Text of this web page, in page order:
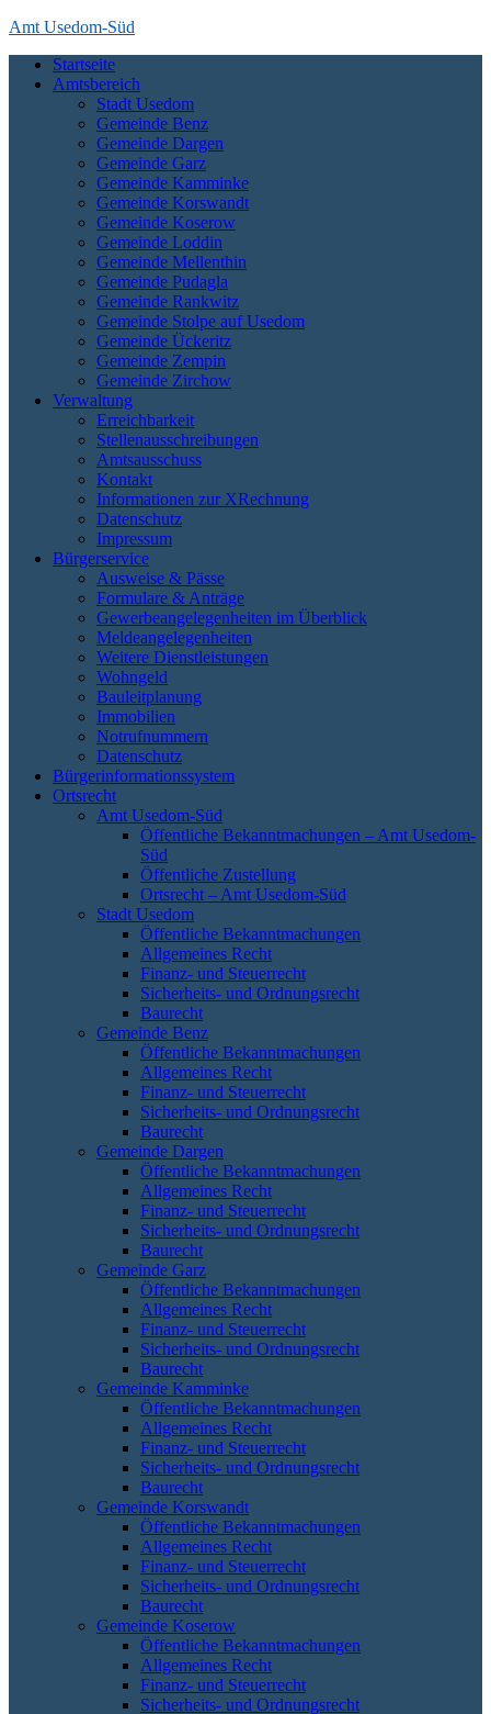
Skip
content
Amt Usedom-Süd
Das Amt Usedom-Süd ist die Verwaltung für einen großen Bereich
auf der Insel Usedom. Es erstreckt sich vom Seebad Zempin im
Nordwesten bis an die polnische Grenze bei Garz und Kamminke im
Osten und die Zecheriner Brücke im Süden der Insel.
Startseite
Amtsbereich
Stadt Usedom
Gemeinde Benz
Gemeinde Dargen
Gemeinde Garz
Gemeinde Kamminke
Gemeinde Korswandt
Gemeinde Koserow
Gemeinde Loddin
Gemeinde Mellenthin
Gemeinde Pudagla
Gemeinde Rankwitz
Gemeinde Stolpe auf Usedom
Gemeinde Ückeritz
Gemeinde Zempin
Gemeinde Zirchow
Verwaltung
Erreichbarkeit
Stellenausschreibungen
Amtsausschuss
Kontakt
Informationen zur XRechnung
Datenschutz
Impressum
Bürgerservice
Ausweise & Pässe
Formulare & Anträge
Gewerbeangelegenheiten im Überblick
Meldeangelegenheiten
Weitere Dienstleistungen
Wohngeld
Bauleitplanung
Immobilien
Notrufnummern
Datenschutz
Bürgerinformationssystem
Ortsrecht
Amt Usedom-Süd
Öffentliche Bekanntmachungen – Amt Usedom-
Süd
Öffentliche Zustellung
Ortsrecht – Amt Usedom-Süd
Stadt Usedom
Öffentliche Bekanntmachungen
Allgemeines Recht
Finanz- und Steuerrecht
Sicherheits- und Ordnungsrecht
Baurecht
Gemeinde Benz
Öffentliche Bekanntmachungen
Allgemeines Recht
Finanz- und Steuerrecht
Sicherheits- und Ordnungsrecht
Baurecht
Gemeinde Dargen
Öffentliche Bekanntmachungen
Allgemeines Recht
Finanz- und Steuerrecht
Sicherheits- und Ordnungsrecht
Baurecht
Gemeinde Garz
Öffentliche Bekanntmachungen
Allgemeines Recht
Finanz- und Steuerrecht
Sicherheits- und Ordnungsrecht
Baurecht
Gemeinde Kamminke
Öffentliche Bekanntmachungen
Allgemeines Recht
Finanz- und Steuerrecht
Sicherheits- und Ordnungsrecht
Baurecht
Gemeinde Korswandt
Öffentliche Bekanntmachungen
Allgemeines Recht
Finanz- und Steuerrecht
Sicherheits- und Ordnungsrecht
Baurecht
Gemeinde Koserow
Öffentliche Bekanntmachungen
Allgemeines Recht
Finanz- und Steuerrecht
Sicherheits- und Ordnungsrecht